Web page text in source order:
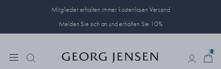
Mitglieder erhalten immer kostenlosen Versand
Melden Sie sich an und erhalten Sie 10%
0